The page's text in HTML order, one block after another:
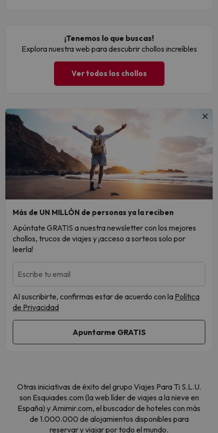
¡Tenemos lo que buscas!
Explora nuestra web para descubrir chollos increíbles
Ver todos los chollos
Más de UN MILLÓN de personas ya la reciben
Apúntate GRATIS a nuestra newsletter con los mejores
chollos, trucos de viajes y ¡acceso a sorteos solo por
leerla!
Escribe tu email
Al suscribirte, confirmas estar de acuerdo con la Política
de Privacidad
Otras iniciativas de éxito del grupo Viajes Para Ti S.L.U.
son Esquiades.com (la web líder de viajes a la nieve en
España) y Amimir.com, el buscador de hoteles con más
de 1.000.000 de alojamientos disponibles para
reservar y viajar por todo el mundo.